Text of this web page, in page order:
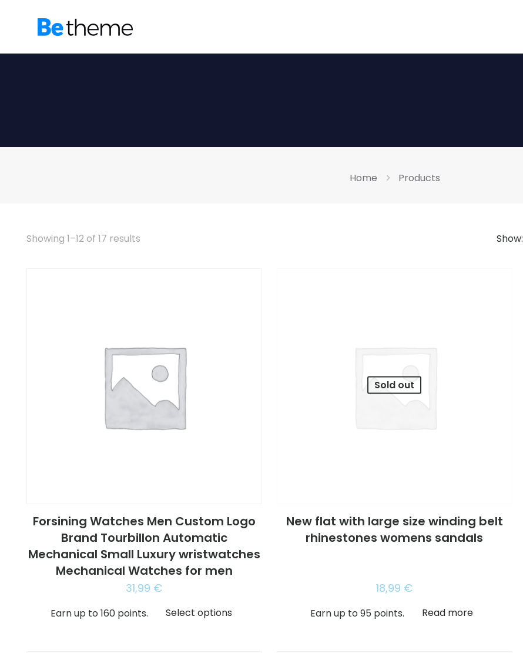
Home Products
Showing 1–12 of 17 results Show:
Forsining Watches Men Custom Logo
Brand Tourbillon Automatic
Mechanical Small Luxury wristwatches
Mechanical Watches for men
31,99 €
Earn up to 160 points. Select options
Sold out
New flat with large size winding belt
rhinestones womens sandals
18,99 €
Earn up to 95 points. Read more